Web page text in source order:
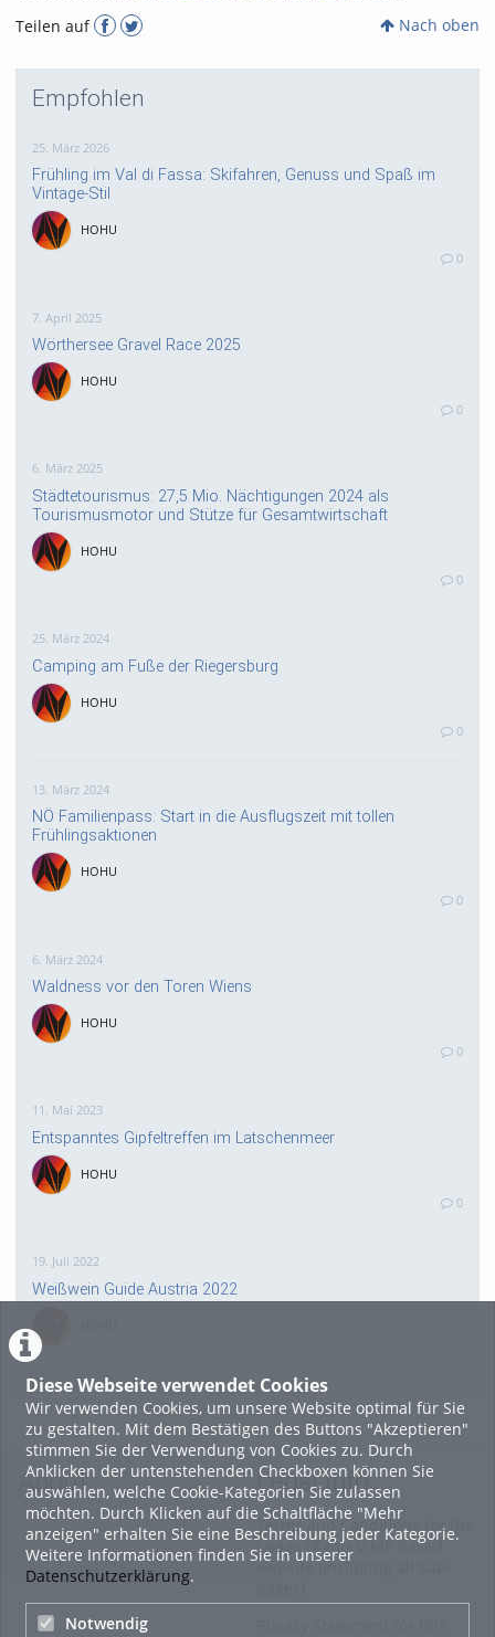
Diese Webseite verwendet Cookies
Wir verwenden Cookies, um unsere Website optimal für Sie
zu gestalten. Mit dem Bestätigen des Buttons "Akzeptieren"
stimmen Sie der Verwendung von Cookies zu. Durch
Anklicken der untenstehenden Checkboxen können Sie
auswählen, welche Cookie-Kategorien Sie zulassen
möchten. Durch Klicken auf die Schaltfläche "Mehr
anzeigen" erhalten Sie eine Beschreibung jeder Kategorie.
Weitere Informationen finden Sie in unserer
Datenschutzerklärung.
Notwendig
Teilen auf
Nach oben
Empfohlen
25. März 2026
Frühling im Val di Fassa: Skifahren, Genuss und Spaß im
Vintage-Stil
HOHU
0
7. April 2025
Wörthersee Gravel Race 2025
HOHU
0
6. März 2025
Städtetourismus: 27,5 Mio. Nächtigungen 2024 als
Tourismusmotor und Stütze für Gesamtwirtschaft
HOHU
0
25. März 2024
Camping am Fuße der Riegersburg
HOHU
0
13. März 2024
NÖ Familienpass: Start in die Ausflugszeit mit tollen
Frühlingsaktionen
HOHU
0
6. März 2024
Waldness vor den Toren Wiens
HOHU
0
11. Mai 2023
Entspanntes Gipfeltreffen im Latschenmeer
HOHU
0
19. Juli 2022
Weißwein Guide Austria 2022
16. Mai 2022
neuer Test-Newsbeitrag
HOHU
9. Mai 2022
¨Haager Lies reloaded“ - der neue Top-Radweg in OÖ
verbindet
About Legal Info
Terms and Conditions for the
Usage of this ViMP based
website (including all sub-